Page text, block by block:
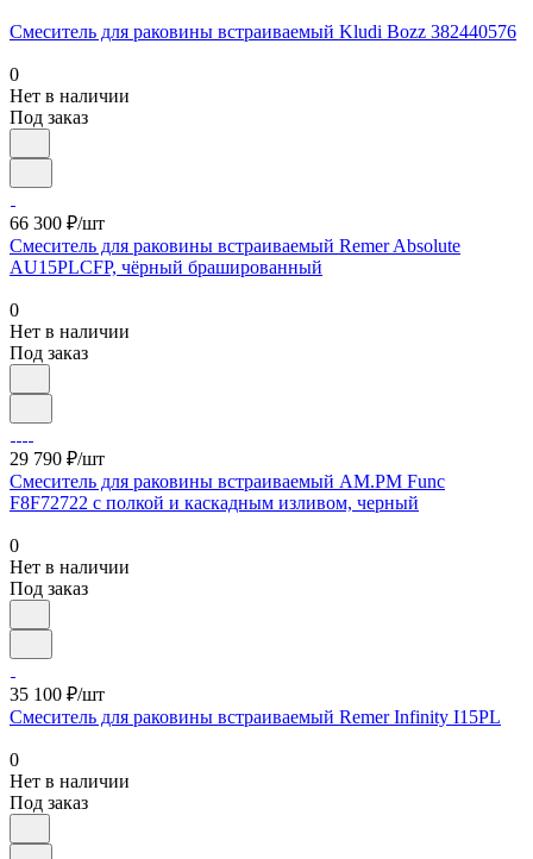
Смеситель для раковины встраиваемый Kludi Bozz 382440576
0
Нет в наличии
Под заказ
66 300 ₽/шт
Смеситель для раковины встраиваемый Remer Absolute
AU15PLCFP, чёрный брашированный
0
Нет в наличии
Под заказ
29 790 ₽/шт
Смеситель для раковины встраиваемый AM.PM Func
F8F72722 с полкой и каскадным изливом, черный
0
Нет в наличии
Под заказ
35 100 ₽/шт
Смеситель для раковины встраиваемый Remer Infinity I15PL
0
Нет в наличии
Под заказ